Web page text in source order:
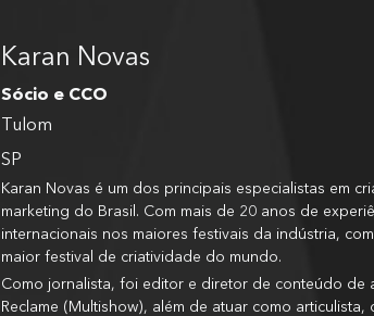
Karan Novas
Sócio e CCO
Tulom
SP
Karan Novas é um dos principais especialistas em
marketing do Brasil. Com mais de 20 anos de
internacionais nos maiores festivais da indústria,
maior festival de criatividade do mundo.
Como jornalista, foi editor e diretor de conteúdo de
Reclame (Multishow), além de atuar como